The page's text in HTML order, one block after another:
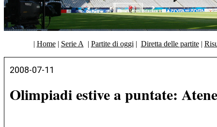
| Home| Serie A | Partite di oggi | Diretta delle partite|
2008-07-11
Olimpiadi estive a puntate: